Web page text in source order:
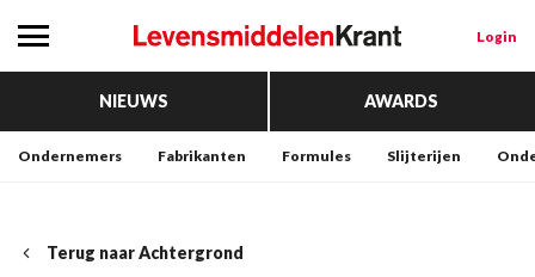
Login
NIEUWS AWARDS
Ondernemers Fabrikanten Formules Slijterijen
Terug naar Achtergrond